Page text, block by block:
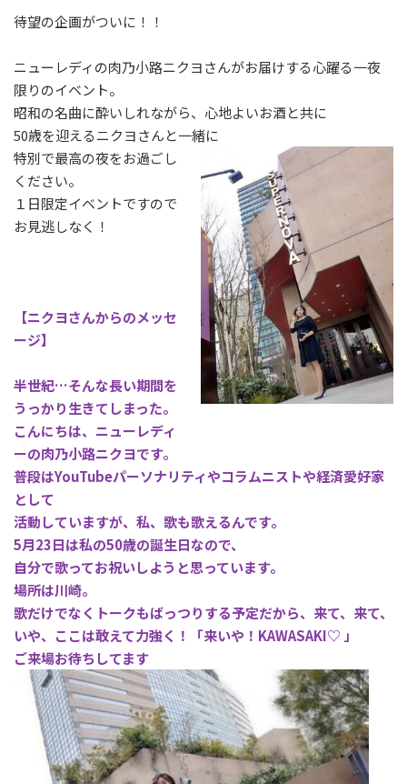
待望の企画がついに！！
ニューレディの肉乃小路ニクヨさんがお届けする心躍る一夜
限りのイベント。
昭和の名曲に酔いしれながら、心地よいお酒と共に
50歳を迎えるニクヨさんと一緒に
特別で最高の夜をお過ごし
ください。
１日限定イベントですので
お見逃しなく！
【ニクヨさんからのメッセ
ージ】
半世紀…そんな長い期間を
うっかり生きてしまった。
こんにちは、ニューレディ
ーの肉乃小路ニクヨです。
普段はYouTubeパーソナリティやコラムニストや経済愛好家
として
活動していますが、私、歌も歌えるんです。
5月23日は私の50歳の誕生日なので、
自分で歌ってお祝いしようと思っています。
場所は川崎。
歌だけでなくトークもばっつりする予定だから、来て、来て、
いや、ここは敢えて力強く！「来いや！KAWASAKI♡ 」
ご来場お待ちしてます